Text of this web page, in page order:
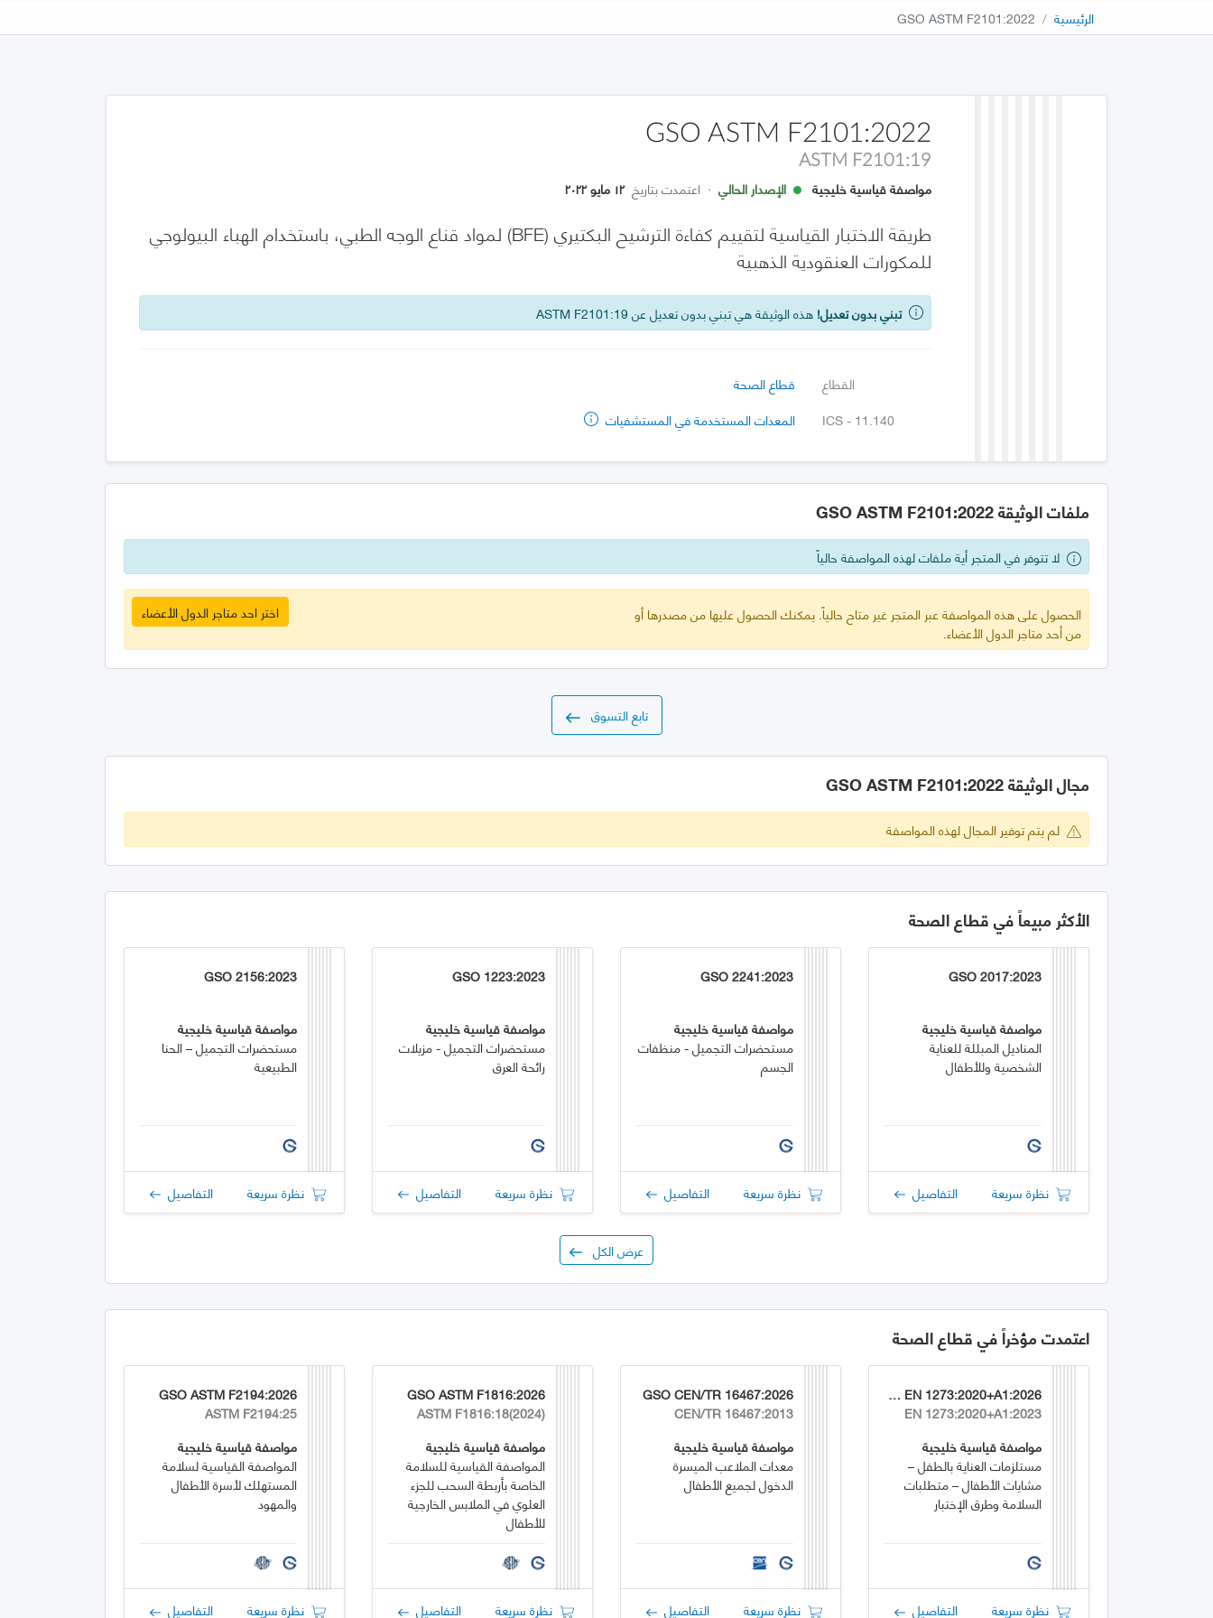
الرئيسية GSO ASTM F2101:2022
GSO ASTM F2101:2022
ASTM F2101:19
مواصفة قياسية خليجية الإصدار الحالي · اعتمدت بتاريخ ١٢ مايو ٢٠٢٢
طريقة الاختبار القياسية لتقييم كفاءة الترشيح البكتيري (BFE) لمواد قناع الوجه الطبي، باستخدام الهباء البيولوجي
للمكورات العنقودية الذهبية
تبني بدون تعديل! هذه الوثيقة هي تبني بدون تعديل عن ASTM F2101:19
القطاع
قطاع الصحة
ICS - 11.140
المعدات المستخدمة في المستشفيات
ملفات الوثيقة GSO ASTM F2101:2022
لا تتوفر في المتجر أية ملفات لهذه المواصفة حالياً
الحصول على هذه المواصفة عبر المتجر غير متاح حالياً. يمكنك الحصول عليها من مصدرها أو
من أحد متاجر الدول الأعضاء.
اختر احد متاجر الدول الأعضاء
تابع التسوق
مجال الوثيقة GSO ASTM F2101:2022
لم يتم توفير المجال لهذه المواصفة
الأكثر مبيعاً في قطاع الصحة
GSO 2017:2023
مواصفة قياسية خليجية
المناديل المبللة للعناية
الشخصية وللأطفال
نظرة سريعة التفاصيل
GSO 2241:2023
مواصفة قياسية خليجية
مستحضرات التجميل - منظفات
الجسم
نظرة سريعة التفاصيل
GSO 1223:2023
مواصفة قياسية خليجية
مستحضرات التجميل - مزيلات
رائحة العرق
نظرة سريعة التفاصيل
GSO 2156:2023
مواصفة قياسية خليجية
مستحضرات التجميل – الحنا
الطبيعية
نظرة سريعة التفاصيل
عرض الكل
اعتمدت مؤخراً في قطاع الصحة
GSO EN 1273:2020+A1:2026
EN 1273:2020+A1:2023
مواصفة قياسية خليجية
مستلزمات العناية بالطفل –
مشايات الأطفال – متطلبات
السلامة وطرق الإختبار
نظرة سريعة التفاصيل
GSO CEN/TR 16467:2026
CEN/TR 16467:2013
مواصفة قياسية خليجية
معدات الملاعب الميسرة
الدخول لجميع الأطفال
نظرة سريعة التفاصيل
GSO ASTM F1816:2026
ASTM F1816:18(2024)
مواصفة قياسية خليجية
المواصفة القياسية للسلامة
الخاصة بأربطة السحب للجزء
العلوي في الملابس الخارجية
للأطفال
نظرة سريعة التفاصيل
GSO ASTM F2194:2026
ASTM F2194:25
مواصفة قياسية خليجية
المواصفة القياسية لسلامة
المستهلك لأسرة الأطفال
والمهود
نظرة سريعة التفاصيل